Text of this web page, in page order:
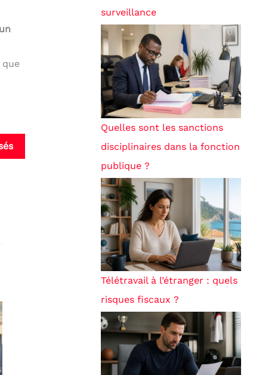
surveillance
Quelles sont les sanctions
disciplinaires dans la fonction
publique ?
Télétravail à l’étranger : quels
risques fiscaux ?